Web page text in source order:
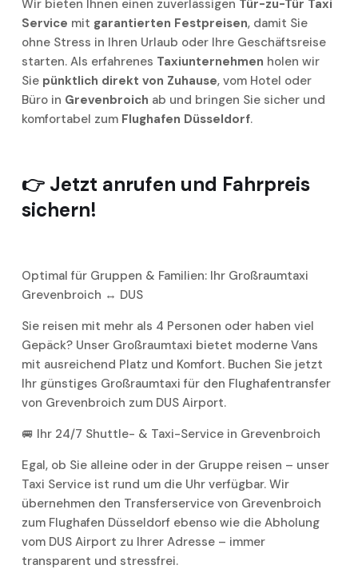
Wir bieten Ihnen einen zuverlässigen Tür-zu-Tür Taxi
Service mit garantierten Festpreisen, damit Sie
ohne Stress in Ihren Urlaub oder Ihre Geschäftsreise
starten. Als erfahrenes Taxiunternehmen holen wir
Sie pünktlich direkt von Zuhause, vom Hotel oder
Büro in Grevenbroich ab und bringen Sie sicher und
komfortabel zum Flughafen Düsseldorf.
👉 Jetzt anrufen und Fahrpreis
sichern!
Optimal für Gruppen & Familien: Ihr Großraumtaxi
Grevenbroich ↔ DUS
Sie reisen mit mehr als 4 Personen oder haben viel
Gepäck? Unser Großraumtaxi bietet moderne Vans
mit ausreichend Platz und Komfort. Buchen Sie jetzt
Ihr günstiges Großraumtaxi für den Flughafentransfer
von Grevenbroich zum DUS Airport.
🚐 Ihr 24/7 Shuttle- & Taxi-Service in Grevenbroich
Egal, ob Sie alleine oder in der Gruppe reisen – unser
Taxi Service ist rund um die Uhr verfügbar. Wir
übernehmen den Transferservice von Grevenbroich
zum Flughafen Düsseldorf ebenso wie die Abholung
vom DUS Airport zu Ihrer Adresse – immer
transparent und stressfrei.